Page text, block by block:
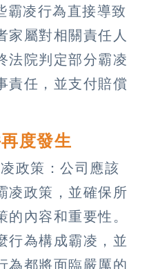
霸凌行為直接導致
家屬對相關責任人
法院判定部分霸凌
責任，並支付賠償
度發生
政策：公司應該
凌政策，並確保所
內容和重要性。
行為構成霸凌，並
為都將面臨嚴厲的